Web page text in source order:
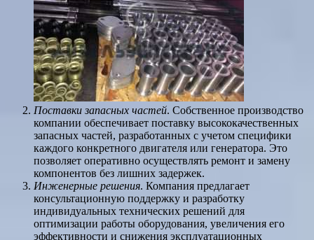
Поставки запасных частей. Собственное производство
компании обеспечивает поставку высококачественных
запасных частей, разработанных с учетом специфики
каждого конкретного двигателя или генератора. Это
позволяет оперативно осуществлять ремонт и замену
компонентов без лишних задержек.
Инженерные решения. Компания предлагает
консультационную поддержку и разработку
индивидуальных технических решений для
оптимизации работы оборудования, увеличения его
эффективности и снижения эксплуатационных